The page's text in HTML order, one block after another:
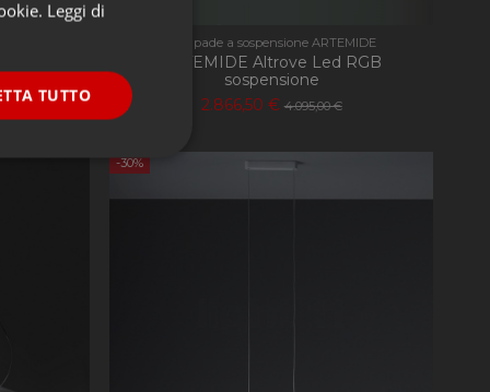
Lampade a sospensione ARTEMIDE
ARTEMIDE Altrove Led RGB
sospensione
2.866,50 € 4.095,00 €
-30%
Leggi di
TUTTO
gestione